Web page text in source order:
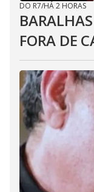
DO R7/HÁ 2 HORAS
FORA DE